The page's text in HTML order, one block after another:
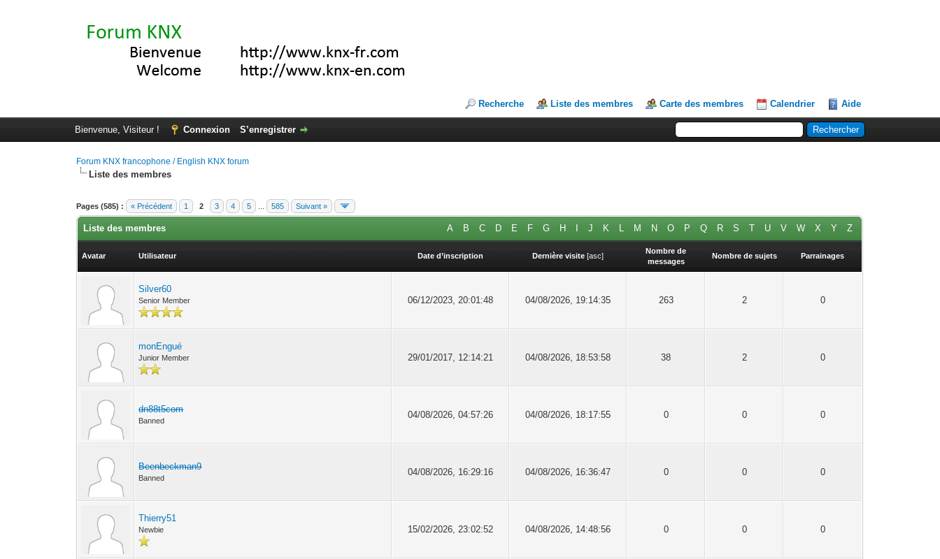
Recherche Liste des membres Carte des membres Calendrier Aide
Bienvenue, Visiteur ! Connexion S’enregistrer
Forum KNX francophone / English KNX forum
Liste des membres
Pages (585) : « Précédent 1 2 3 4 5 585 Suivant »
A B C D E F G H J K L M N O P Q R S T U V W X Y Z
Liste des membres
Avatar Utilisateur Date d’inscription Dernière visite [asc]
Nombre de
messages
Nombre de sujets Parrainages
Silver60
Senior Member 06/12/2023, 20:01:48 04/08/2026, 19:14:35 263 2 0
monEngué
Junior Member 29/01/2017, 12:14:21 04/08/2026, 18:53:58 38 2 0
dn88t5com
Banned
04/08/2026, 04:57:26 04/08/2026, 18:17:55 0 0 0
Beenbeckman9
Banned
04/08/2026, 16:29:16 04/08/2026, 16:36:47 0 0 0
Thierry51
Newbie 15/02/2026, 23:02:52 04/08/2026, 14:48:56 0 0 0